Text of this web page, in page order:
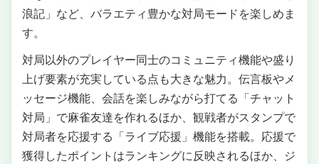
浪記」など、バラエティ豊かな対局モードを楽しめま
す。
対局以外のプレイヤー同士のコミュニティ機能や盛り
上げ要素が充実している点も大きな魅力。伝言板やメ
ッセージ機能、会話を楽しみながら打てる「チャット
対局」で麻雀友達を作れるほか、観戦者がスタンプで
対局者を応援する「ライブ応援」機能を搭載。応援で
獲得したポイントはランキングに反映されるほか、ジ